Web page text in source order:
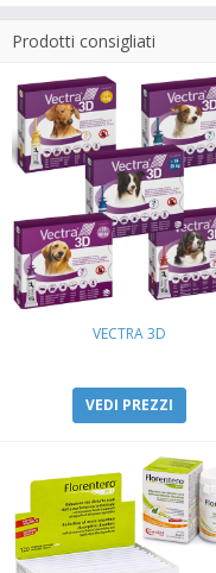
Prodotti consigliati
VECTRA 3D
VEDI PREZZI